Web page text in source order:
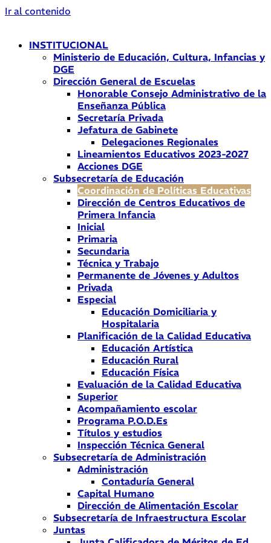
Ir al contenido
INSTITUCIONAL
Ministerio de Educación, Cultura, Infancias y
DGE
Dirección General de Escuelas
Honorable Consejo Administrativo de la
Enseñanza Pública
Secretaría Privada
Jefatura de Gabinete
Delegaciones Regionales
Lineamientos Educativos 2023-2027
Acciones DGE
Subsecretaría de Educación
Coordinación de Políticas Educativas
Dirección de Centros Educativos de
Primera Infancia
Inicial
Primaria
Secundaria
Técnica y Trabajo
Permanente de Jóvenes y Adultos
Privada
Especial
Educación Domiciliaria y
Hospitalaria
Planificación de la Calidad Educativa
Educación Artística
Educación Rural
Educación Física
Evaluación de la Calidad Educativa
Superior
Acompañamiento escolar
Programa P.O.D.Es
Títulos y estudios
Inspección Técnica General
Subsecretaría de Administración
Administración
Contaduría General
Capital Humano
Dirección de Alimentación Escolar
Subsecretaría de Infraestructura Escolar
Juntas